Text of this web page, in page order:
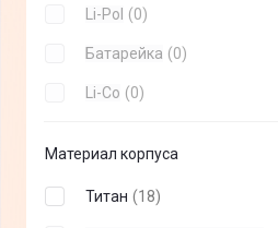
Li-Pol (0)
Батарейка (0)
Li-Co (0)
Материал корпуса
Титан (18)